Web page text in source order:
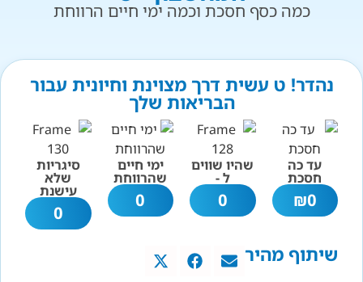
כמה כסף חסכת וכמה ימי חיים הרווחת
נהדר! ט עשית דרך מצוינת וחיונית עבור
הבריאות שלך
עד כה
חסכת
0
₪
שהיו שווים
ל -
0
ימי חיים
שהרווחת
0
סיגריות
שלא
עישנת
0
שיתוף מהיר